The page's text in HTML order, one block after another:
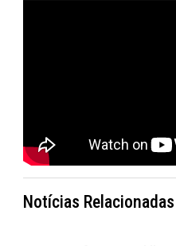
Notícias Relacionadas